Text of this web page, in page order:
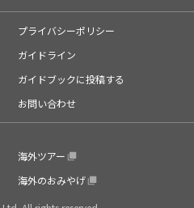
プライバシーポリシー
ガイドライン
ガイドブックに投稿する
お問い合わせ
海外ツアー
海外のおみやげ